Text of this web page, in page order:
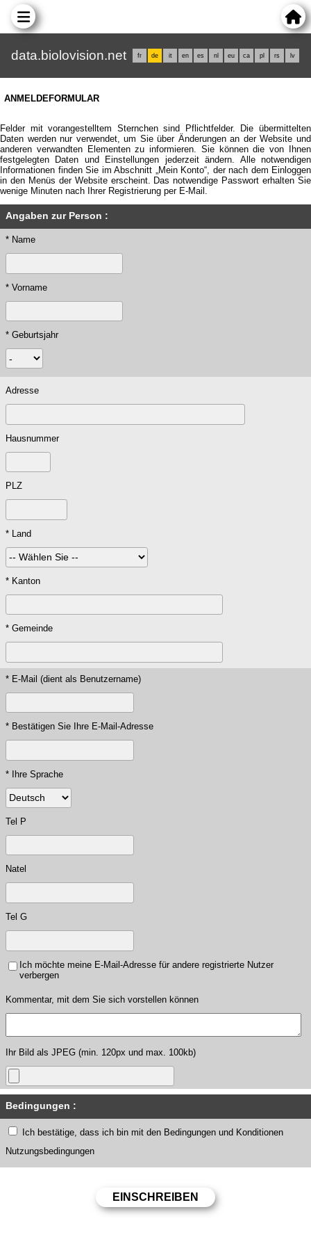
data.biolovision.net fr de it en es nl eu ca pl rs lv
ANMELDEFORMULAR
Felder mit vorangestelltem Sternchen sind Pflichtfelder. Die übermittelten
Daten werden nur verwendet, um Sie über Änderungen an der Website und
anderen verwandten Elementen zu informieren. Sie können die von Ihnen
festgelegten Daten und Einstellungen jederzeit ändern. Alle notwendigen
Informationen finden Sie im Abschnitt „Mein Konto“, der nach dem Einloggen
in den Menüs der Website erscheint. Das notwendige Passwort erhalten Sie
wenige Minuten nach Ihrer Registrierung per E-Mail.
Angaben zur Person :
* Name
* Vorname
* Geburtsjahr
Adresse
Hausnummer
PLZ
* Land
* Kanton
* Gemeinde
* E-Mail (dient als Benutzername)
* Bestätigen Sie Ihre E-Mail-Adresse
* Ihre Sprache
Tel P
Natel
Tel G
Ich möchte meine E-Mail-Adresse für andere registrierte Nutzer
verbergen
Kommentar, mit dem Sie sich vorstellen können
Ihr Bild als JPEG (min. 120px und max. 100kb)
Bedingungen :
Ich bestätige, dass ich bin mit den Bedingungen und Konditionen
Nutzungsbedingungen